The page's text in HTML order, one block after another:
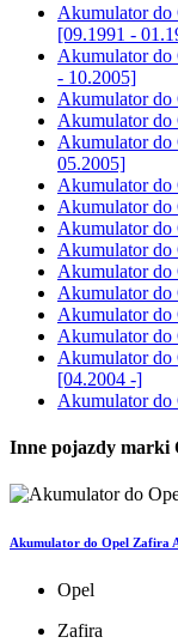
Akumulator do
[09.1991 -
Akumulator do
- 10.2005]
Akumulator do
Akumulator do
Akumulator do
05.2005]
Akumulator do
Akumulator do
Akumulator do
Akumulator do
Akumulator do
Akumulator do
Akumulator do
Akumulator do
Akumulator do
[04.2004 -]
Akumulator do
Inne pojazdy marki
Akumulator do Opel Zafira
Opel
Zafira